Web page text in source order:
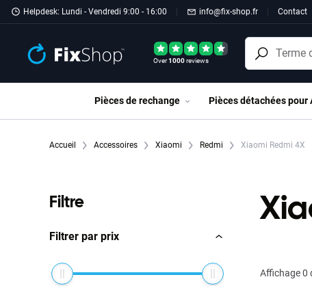
Passer au contenu principal
Helpdesk: Lundi - Vendredi 9:00 - 16:00 info@fix-shop.fr Contact
Over1000reviews
Pièces de rechange Pièces détachées pour
Accueil Accessoires Xiaomi Redmi Xiaomi Redmi 4X
Filtre
Filtrer par prix
Affichage0